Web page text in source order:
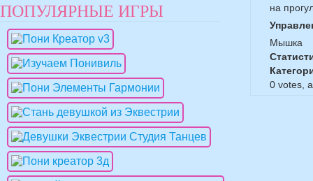
на
Мышка
0 votes,
ПОПУЛЯРНЫЕ ИГРЫ